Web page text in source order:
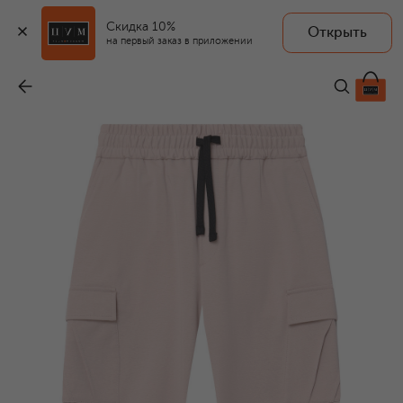
Скидка 10%
на первый заказ в приложении
Открыть